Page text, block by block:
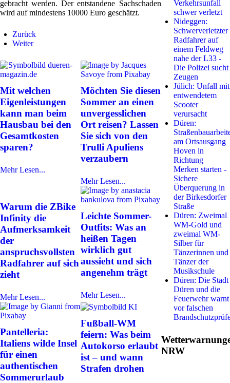
gebracht werden. Der entstandene Sachschaden
wird auf mindestens 10000 Euro geschätzt.
Zurück
Weiter
Mit welchen
Eigenleistungen
kann man beim
Hausbau bei den
Gesamtkosten
sparen?
Mehr Lesen...
Möchten Sie diesen
Sommer an einen
unvergesslichen
Ort reisen? Lassen
Sie sich von den
Trulli Apuliens
verzaubern
Mehr Lesen...
Warum die ZBike
Infinity die
Aufmerksamkeit
der
anspruchsvollsten
Radfahrer auf sich
zieht
Mehr Lesen...
Leichte Sommer-
Outfits: Was an
heißen Tagen
wirklich gut
aussieht und sich
angenehm trägt
Mehr Lesen...
Pantelleria:
Italiens wilde Insel
für einen
authentischen
Sommerurlaub
Fußball-WM
feiern: Was beim
Autokorso erlaubt
ist – und wann
Strafen drohen
Verkehrsunfall
schwer verletzt
Nideggen:
Schwerverletzter
Radfahrer auf
einem Feldweg
nahe der L33 -
Die Polizei sucht
Zeugen
Jülich: Unfall mit
entwendetem
Scooter
verursacht
Düren:
am Ortsausgang
Hoven in
Richtung
Merken starten -
Sichere
Überquerung in
der Birkesdorfer
Straße
Düren: Zweimal
WM-Gold und
zweimal WM-
Silber für
Tänzerinnen und
Tänzer der
Musikschule
Düren: Die Stadt
Düren und die
Feuerwehr warnt
vor falschen
NRW